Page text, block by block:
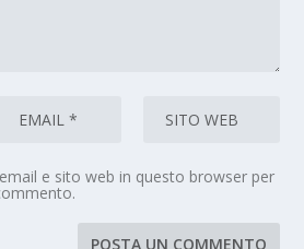
e sito web in questo browser per